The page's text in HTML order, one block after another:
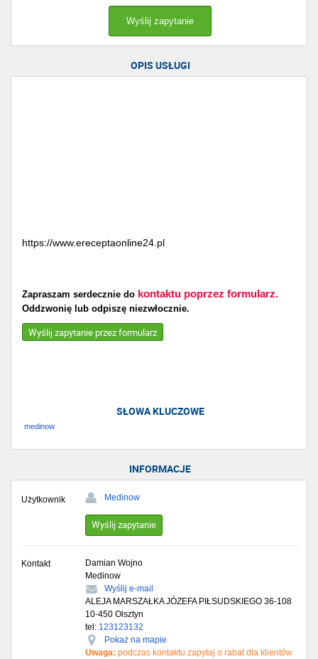
OPIS USŁUGI
https://www.ereceptaonline24.pl
Zapraszam serdecznie do kontaktu poprzez formularz.
Oddzwonię lub odpiszę niezwłocznie.
Wyślij zapytanie przez formularz
SŁOWA KLUCZOWE
medinow
INFORMACJE
Użytkownik Medinow
Wyślij zapytanie
Kontakt
Damian Wojno
Medinow
Wyślij e-mail
ALEJA MARSZAŁKA JÓZEFA PIŁSUDSKIEGO 36-108
10-450 Olsztyn
tel: 123123132
Pokaż na mapie
Uwaga: podczas kontaktu zapytaj o rabat dla klientów